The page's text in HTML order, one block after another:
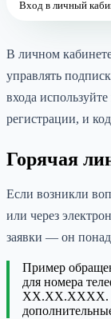
Вход в личный
В личном
управлять
входа
регистрации, и
Горячая
Если возникли
или через
заявки — он
Пример
для номера
XX.XX.XXXX.